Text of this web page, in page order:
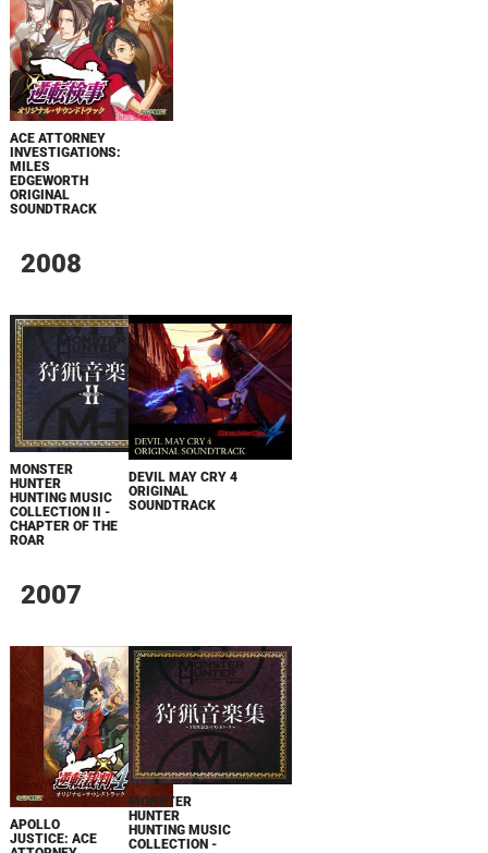
ACE ATTORNEY
INVESTIGATIONS:
MILES
EDGEWORTH
ORIGINAL
SOUNDTRACK
2008
MONSTER
HUNTER
HUNTING MUSIC
COLLECTION II -
CHAPTER OF THE
ROAR
DEVIL MAY CRY 4
ORIGINAL
SOUNDTRACK
2007
APOLLO
JUSTICE: ACE
MONSTER
HUNTER
HUNTING MUSIC
COLLECTION -